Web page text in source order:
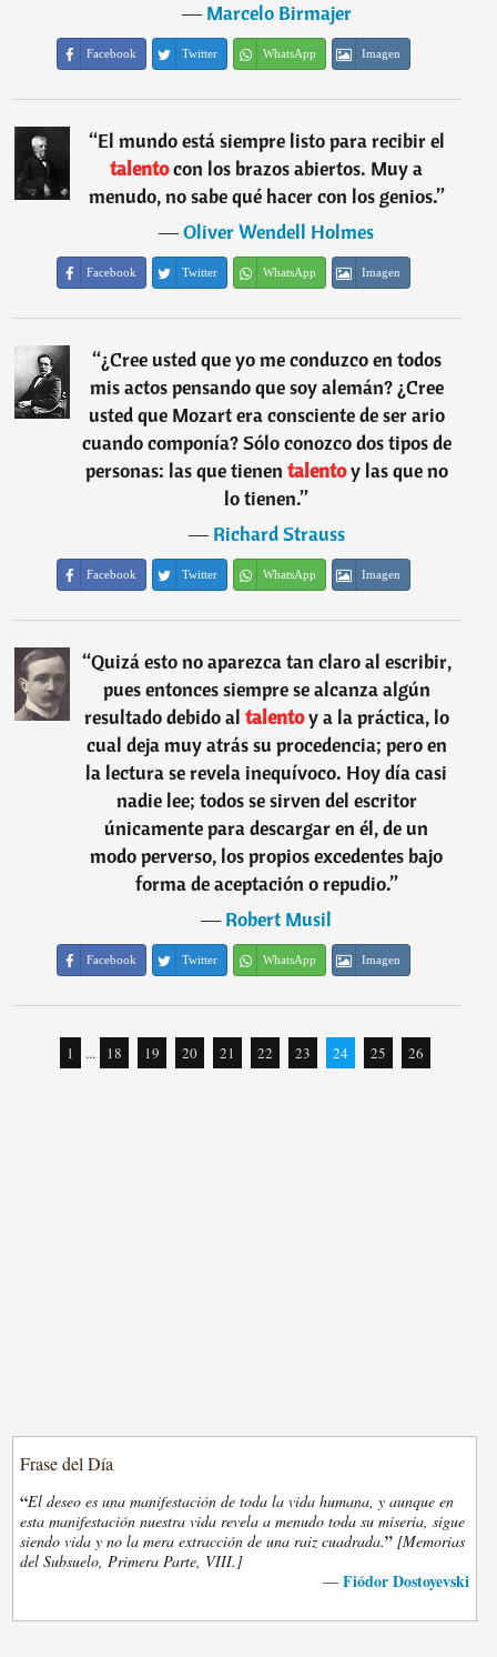
―Marcelo Birmajer
Facebook Twitter WhatsApp Imagen
“El mundo está siempre listo para recibir el
talentocon los brazos abiertos. Muy a
menudo, no sabe qué hacer con los genios.”
―Oliver Wendell Holmes
Facebook Twitter WhatsApp Imagen
“¿Cree usted que yo me conduzco en todos
mis actos pensando que soy alemán? ¿Cree
usted que Mozart era consciente de ser ario
cuando componía? Sólo conozco dos tipos de
personas: las que tienen talentoy las que no
lo tienen.”
―Richard Strauss
Facebook Twitter WhatsApp Imagen
“Quizá esto no aparezca tan claro al escribir,
pues entonces siempre se alcanza algún
resultado debido al talentoy a la práctica, lo
cual deja muy atrás su procedencia; pero en
la lectura se revela inequívoco. Hoy día casi
nadie lee; todos se sirven del escritor
únicamente para descargar en él, de un
modo perverso, los propios excedentes bajo
forma de aceptación o repudio.”
―Robert Musil
Facebook Twitter WhatsApp Imagen
1 ... 18 19 20 21 22 23 24 25 26
Frase del Día
“El deseo es una manifestación de toda la vida humana, y aunque en
esta manifestación nuestra vida revela a menudo toda su miseria, sigue
siendo vida y no la mera extracción de una raiz cuadrada.” [Memorias
del Subsuelo, Primera Parte, VIII.]
— Fiódor Dostoyevski